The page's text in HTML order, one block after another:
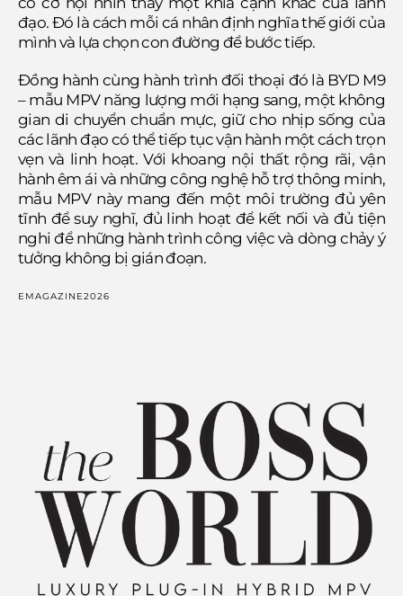
đạo. Đó là cách mỗi cá nhân định nghĩa thế giới của
mình và lựa chọn con đường để bước tiếp.
Đồng hành cùng hành trình đối thoại đó là BYD M9
– mẫu MPV năng lượng mới hạng sang, một không
gian di chuyển chuẩn mực, giữ cho nhịp sống của
các lãnh đạo có thể tiếp tục vận hành một cách trọn
vẹn và linh hoạt. Với khoang nội thất rộng rãi, vận
hành êm ái và những công nghệ hỗ trợ thông minh,
mẫu MPV này mang đến một môi trường đủ yên
tĩnh để suy nghĩ, đủ linh hoạt để kết nối và đủ tiện
nghi để những hành trình công việc và dòng chảy ý
tưởng không bị gián đoạn.
EMAGAZINE2026